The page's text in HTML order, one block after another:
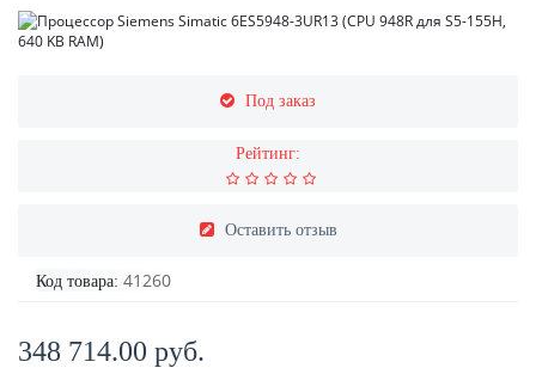
Под заказ
Рейтинг:
Оставить отзыв
Код товара: 41260
348 714.00 руб.